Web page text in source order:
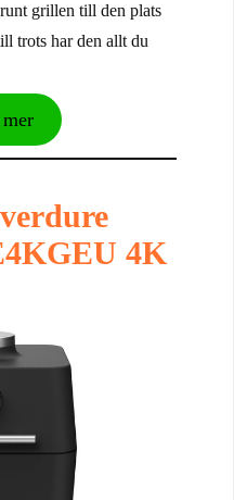
grillen till den plats
trots har den allt du
4K